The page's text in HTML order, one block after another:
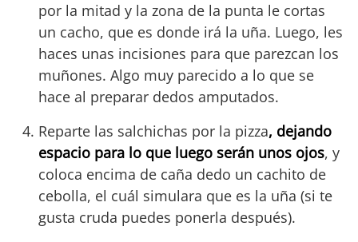
por la mitad y la zona de la punta le cortas
un cacho, que es donde irá la uña. Luego, les
haces unas incisiones para que parezcan los
muñones. Algo muy parecido a lo que se
hace al preparar dedos amputados.
Reparte las salchichas por la pizza, dejando
espacio para lo que luego serán unos ojos, y
coloca encima de caña dedo un cachito de
cebolla, el cuál simulara que es la uña (si te
gusta cruda puedes ponerla después).